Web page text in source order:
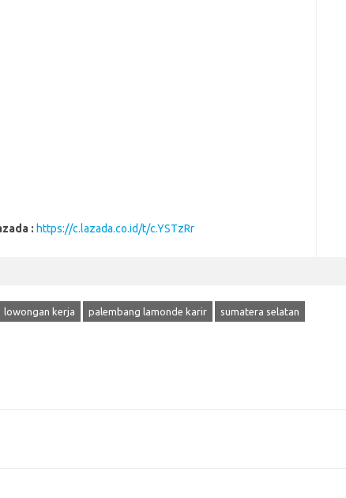
: https://c.lazada.co.id/t/c.YSTzRr
lowongan kerja palembang lamonde karir sumatera selatan